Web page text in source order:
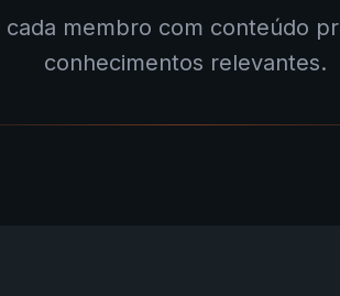
membro com conteúdo
conhecimentos relevantes.